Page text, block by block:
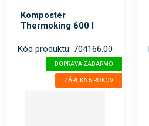
Kompostér
Thermoking 600 l
Kód produktu: 704166.00
DOPRAVA ZADARMO
ZÁRUKA 5 ROKOV